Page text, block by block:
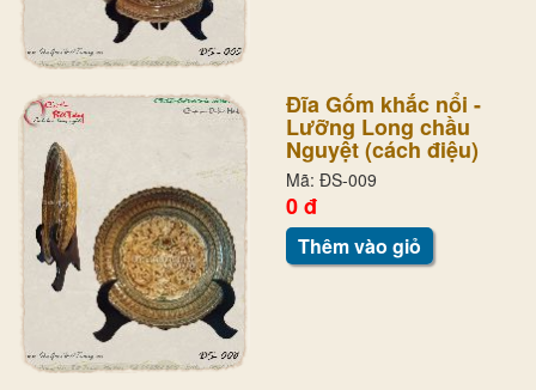
Đĩa Gốm khắc nổi -
Lưỡng Long chầu
Nguyệt (cách điệu)
Mã: ĐS-009
0 đ
Thêm vào giỏ